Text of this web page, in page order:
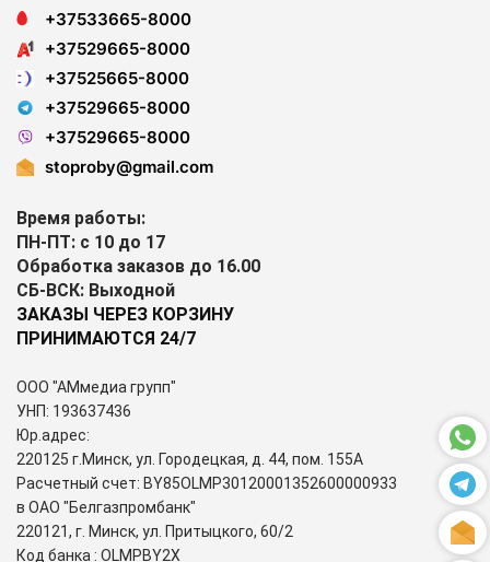
+37533665-8000
+37529665-8000
+37525665-8000
+37529665-8000
+37529665-8000
stoproby@gmail.com
Время работы:
ПН-ПТ: с 10 до 17
Обработка заказов до 16.00
СБ-ВСК: Выходной
ЗАКАЗЫ ЧЕРЕЗ КОРЗИНУ
ПРИНИМАЮТСЯ 24/7
ООО "АМмедиа групп"
УНП: 193637436
Юр.адрес:
220125 г.Минск, ул. Городецкая, д. 44, пом. 155А
Расчетный счет: BY85OLMP30120001352600000933
в ОАО "Белгазпромбанк"
220121, г. Минск, ул. Притыцкого, 60/2
Код банка : OLMPBY2X